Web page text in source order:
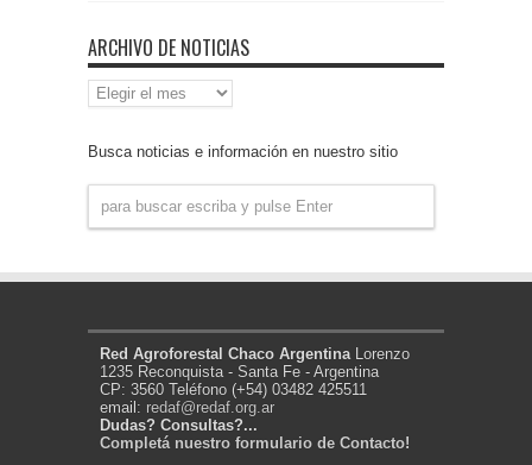
ARCHIVO DE NOTICIAS
Archivo
de
Busca noticias e información en nuestro sitio
Red Agroforestal Chaco Argentina Lorenzo
1235 Reconquista - Santa Fe - Argentina
CP: 3560 Teléfono (+54) 03482 425511
email: redaf@redaf.org.ar
Dudas? Consultas?...
Completá nuestro formulario de Contacto!